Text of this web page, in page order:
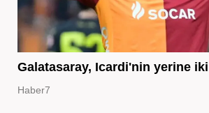
Galatasaray, Icardi'nin yerine iki
Haber7